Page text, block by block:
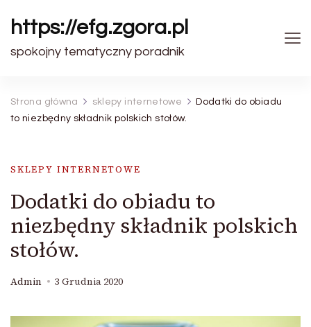
https://efg.zgora.pl
spokojny tematyczny poradnik
Strona główna sklepy internetowe
Dodatki do obiadu
to niezbędny składnik polskich stołów.
SKLEPY INTERNETOWE
Dodatki do obiadu to
niezbędny składnik polskich
stołów.
Admin 3 Grudnia 2020